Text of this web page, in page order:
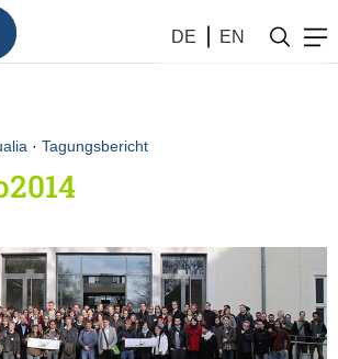
DE EN
· Tagungsbericht